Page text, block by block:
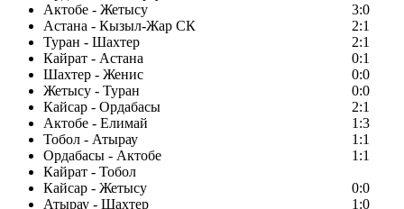
Актобе - Жетысу
3:0
Астана - Кызыл-Жар СК
2:1
Туран - Шахтер
2:1
Кайрат - Астана
0:1
Шахтер - Женис
0:0
Жетысу - Туран
0:0
Кайсар - Ордабасы
2:1
Актобе - Елимай
1:3
Тобол - Атырау
1:1
Ордабасы - Актобе
1:1
Кайрат - Тобол
Кайсар - Жетысу
0:0
Атырау - Шахтер
1:0